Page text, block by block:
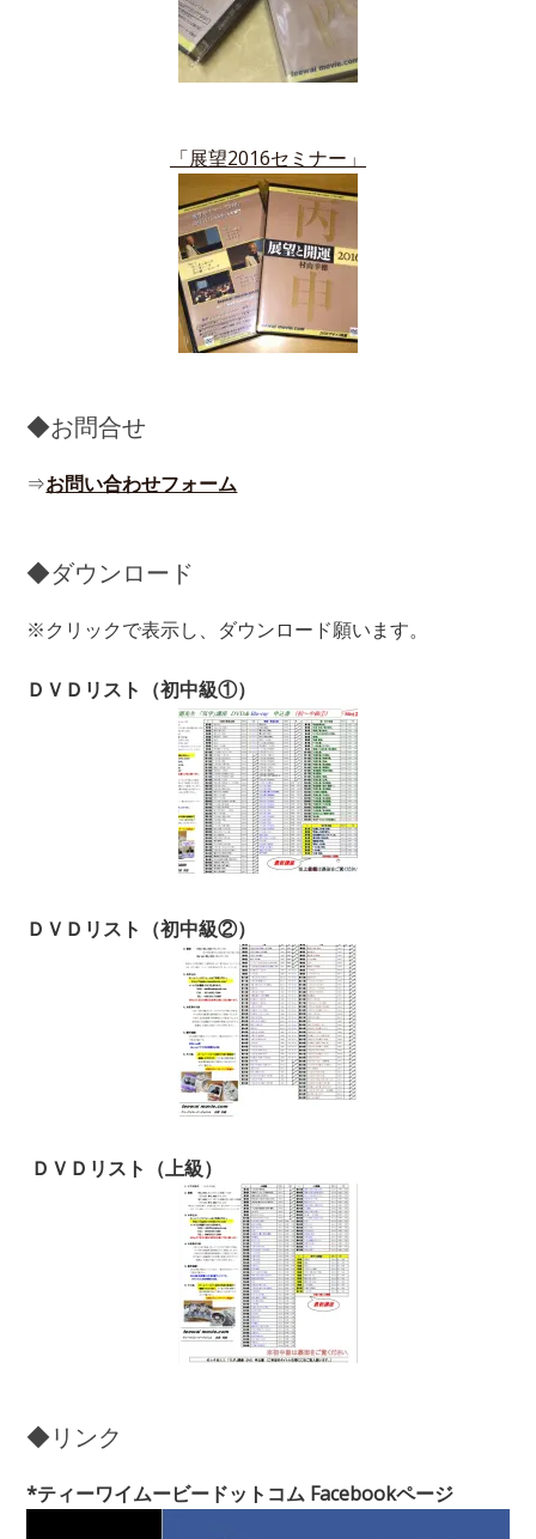
「展望2016セミナー」
◆お問合せ
⇒お問い合わせフォーム
◆ダウンロード
※クリックで表示し、ダウンロード願います。
ＤＶＤリスト（初中級①）
ＤＶＤリスト（初中級②）
ＤＶＤリスト（上級）
◆リンク
*ティーワイムービードットコム Facebookページ